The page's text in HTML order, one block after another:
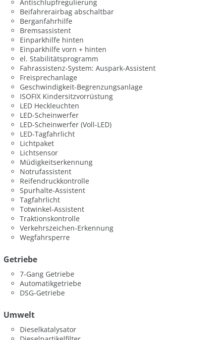
Antischlupfregulierung
Beifahrerairbag abschaltbar
Berganfahrhilfe
Bremsassistent
Einparkhilfe hinten
Einparkhilfe vorn + hinten
el. Stabilitätsprogramm
Fahrassistenz-System: Auspark-Assistent
Freisprechanlage
Geschwindigkeit-Begrenzungsanlage
ISOFIX Kindersitzvorrüstung
LED Heckleuchten
LED-Scheinwerfer
LED-Scheinwerfer (Voll-LED)
LED-Tagfahrlicht
Lichtpaket
Lichtsensor
Müdigkeitserkennung
Notrufassistent
Reifendruckkontrolle
Spurhalte-Assistent
Tagfahrlicht
Totwinkel-Assistent
Traktionskontrolle
Verkehrszeichen-Erkennung
Wegfahrsperre
Getriebe
7-Gang Getriebe
Automatikgetriebe
DSG-Getriebe
Umwelt
Dieselkatalysator